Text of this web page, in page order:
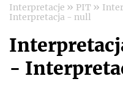
Interpretacje » PIT »
Interpretacja - null
-